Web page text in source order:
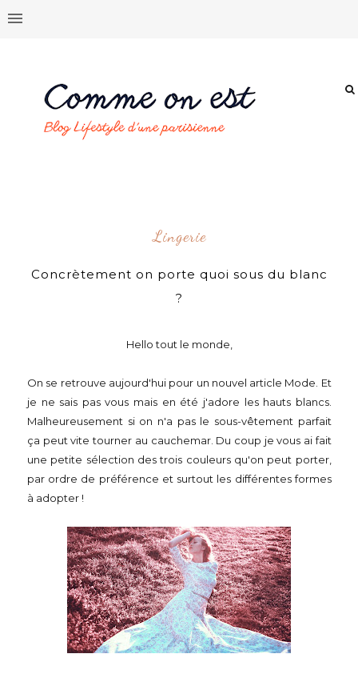
Lingerie
Concrètement on porte quoi sous du blanc
?
Hello tout le monde,
On se retrouve aujourd'hui pour un nouvel article Mode. Et
je ne sais pas vous mais en été j'adore les hauts blancs.
Malheureusement si on n'a pas le sous-vêtement parfait
ça peut vite tourner au cauchemar. Du coup je vous ai fait
une petite sélection des trois couleurs qu'on peut porter,
par ordre de préférence et surtout les différentes formes
à adopter !